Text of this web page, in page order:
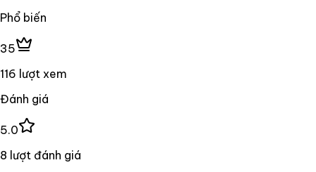
Phổ biến
35
116 lượt xem
Đánh giá
5.0
8 lượt đánh giá